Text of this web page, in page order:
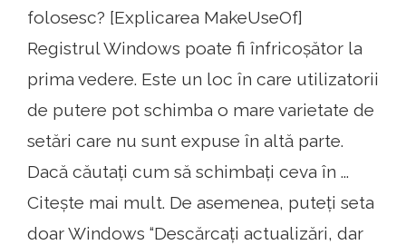
folosesc? [Explicarea MakeUseOf]
Registrul Windows poate fi înfricoșător la
prima vedere. Este un loc în care utilizatorii
de putere pot schimba o mare varietate de
setări care nu sunt expuse în altă parte.
Dacă căutați cum să schimbați ceva în ...
Citește mai mult. De asemenea, puteți seta
doar Windows “Descărcați actualizări, dar